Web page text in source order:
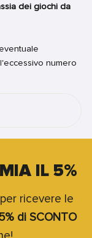
dei giochi da
numero
IL 5%
ricevere le
di SCONTO